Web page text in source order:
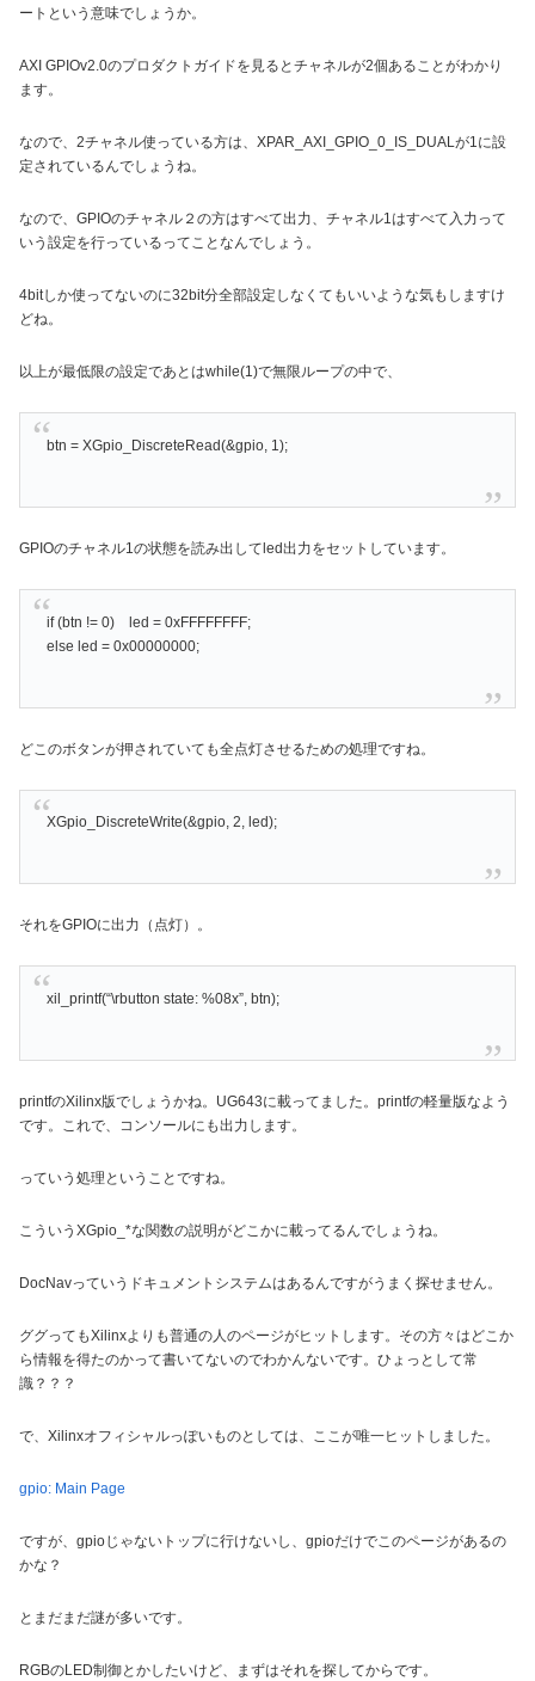
ートという意味でしょうか。
AXI GPIOv2.0のプロダクトガイドを見るとチャネルが2個あることがわかり
ます。
なので、2チャネル使っている方は、XPAR_AXI_GPIO_0_IS_DUALが1に設
定されているんでしょうね。
なので、GPIOのチャネル２の方はすべて出力、チャネル1はすべて入力って
いう設定を行っているってことなんでしょう。
4bitしか使ってないのに32bit分全部設定しなくてもいいような気もしますけ
どね。
以上が最低限の設定であとはwhile(1)で無限ループの中で、
btn = XGpio_DiscreteRead(&gpio, 1);
GPIOのチャネル1の状態を読み出してled出力をセットしています。
if (btn != 0) led = 0xFFFFFFFF;
else led = 0x00000000;
どこのボタンが押されていても全点灯させるための処理ですね。
XGpio_DiscreteWrite(&gpio, 2, led);
それをGPIOに出力（点灯）。
xil_printf(“\rbutton state: %08x”, btn);
printfのXilinx版でしょうかね。UG643に載ってました。printfの軽量版なよう
です。これで、コンソールにも出力します。
っていう処理ということですね。
こういうXGpio_*な関数の説明がどこかに載ってるんでしょうね。
DocNavっていうドキュメントシステムはあるんですがうまく探せません。
ググってもXilinxよりも普通の人のページがヒットします。その方々はどこか
ら情報を得たのかって書いてないのでわかんないです。ひょっとして常
識？？？
で、Xilinxオフィシャルっぽいものとしては、ここが唯一ヒットしました。
gpio: Main Page
ですが、gpioじゃないトップに行けないし、gpioだけでこのページがあるの
かな？
とまだまだ謎が多いです。
RGBのLED制御とかしたいけど、まずはそれを探してからです。